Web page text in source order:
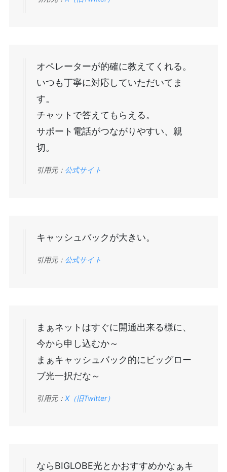
オペレーターが的確に教えてくれる。
いつも丁寧に対応していただいてま
す。
チャットで答えてもらえる。
サポート電話がつながりやすい、親
切。
引用元： 公式サイト
キャッシュバックが大きい。
引用元： 公式サイト
まぁネットはすぐに開通出来る様に、
今から申し込むか～
まぁキャッシュバック的にビッグロー
ブ光一択だな～
引用元： X（旧Twitter）
ならBIGLOBE光とかおすすめかなぁキ